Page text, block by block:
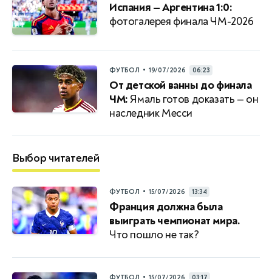
Испания — Аргентина 1:0:
фотогалерея финала ЧМ-2026
ФУТБОЛ • 19/07/2026 06:23
От детской ванны до финала
ЧМ:Ямаль готов доказать — он
наследник Месси
Выбор читателей
ФУТБОЛ • 15/07/2026 13:34
Франция должна была
выиграть чемпионат мира.
Что пошло не так?